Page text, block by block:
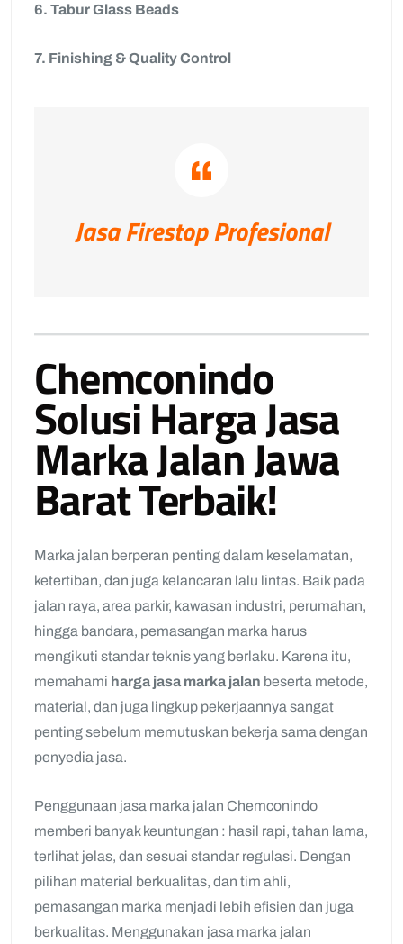
6. Tabur Glass Beads
7. Finishing & Quality Control
Jasa Firestop Profesional
Chemconindo
Solusi Harga Jasa
Marka Jalan Jawa
Barat Terbaik!
Marka jalan berperan penting dalam keselamatan,
ketertiban, dan juga kelancaran lalu lintas. Baik pada
jalan raya, area parkir, kawasan industri, perumahan,
hingga bandara, pemasangan marka harus
mengikuti standar teknis yang berlaku. Karena itu,
memahami harga jasa marka jalan beserta metode,
material, dan juga lingkup pekerjaannya sangat
penting sebelum memutuskan bekerja sama dengan
penyedia jasa.
Penggunaan jasa marka jalan Chemconindo
memberi banyak keuntungan : hasil rapi, tahan lama,
terlihat jelas, dan sesuai standar regulasi. Dengan
pilihan material berkualitas, dan tim ahli,
pemasangan marka menjadi lebih efisien dan juga
berkualitas. Menggunakan jasa marka jalan